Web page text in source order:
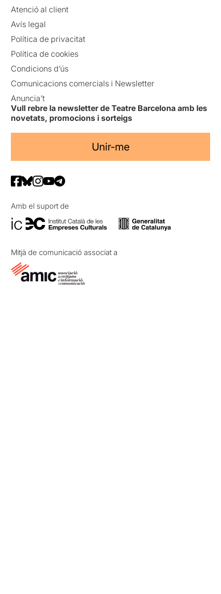
Atenció al client
Avís legal
Política de privacitat
Política de cookies
Condicions d’ús
Comunicacions comercials i Newsletter
Anuncia’t
Vull rebre la newsletter de Teatre Barcelona amb les
novetats, promocions i sorteigs
Unir-me
Amb el suport de
Mitjà de comunicació associat a